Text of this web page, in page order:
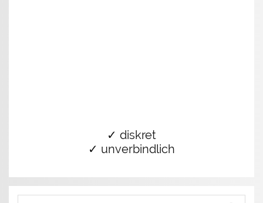
✓ diskret
✓ unverbindlich